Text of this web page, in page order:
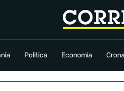
Politica Economia
Cronaca Irpinia